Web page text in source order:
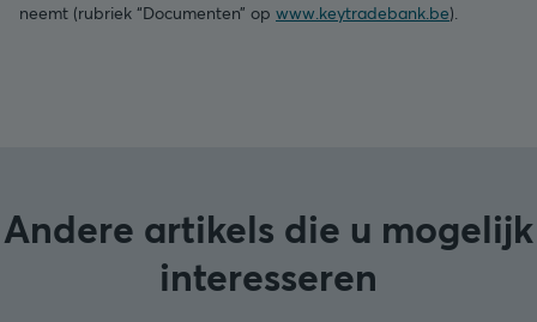
neemt (rubriek “Documenten” op www.keytradebank.be).
Andere artikels die u mogelijk
interesseren